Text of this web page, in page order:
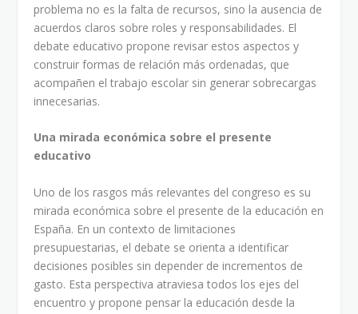
problema no es la falta de recursos, sino la ausencia de
acuerdos claros sobre roles y responsabilidades. El
debate educativo propone revisar estos aspectos y
construir formas de relación más ordenadas, que
acompañen el trabajo escolar sin generar sobrecargas
innecesarias.
Una mirada económica sobre el presente
educativo
Uno de los rasgos más relevantes del congreso es su
mirada económica sobre el presente de la educación en
España. En un contexto de limitaciones
presupuestarias, el debate se orienta a identificar
decisiones posibles sin depender de incrementos de
gasto. Esta perspectiva atraviesa todos los ejes del
encuentro y propone pensar la educación desde la